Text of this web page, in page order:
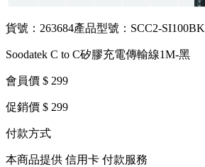
貨號：263684產品型號：SCC2-SI100BK
Soodatek C to C矽膠充電傳輸線1M-黑
會員價 $ 299
促銷價 $ 299
付款方式
本商品提供 信用卡 付款服務